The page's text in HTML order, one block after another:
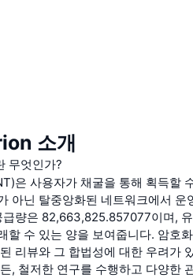
소개
무엇인가?
은 사용자가 채굴을 통해 획득할
아닌 탈중앙화된 네트워크에서
급량은 82,663,825.857077이며,
할 수 있는 양을 보여줍니다. 암호
리뷰와 그 합법성에 대한 우려가
, 철저한 연구를 수행하고 다양한